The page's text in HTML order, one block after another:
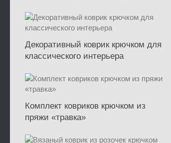
Декоративный коврик крючком для
классического интерьера
Комплект ковриков крючком из
пряжи «травка»